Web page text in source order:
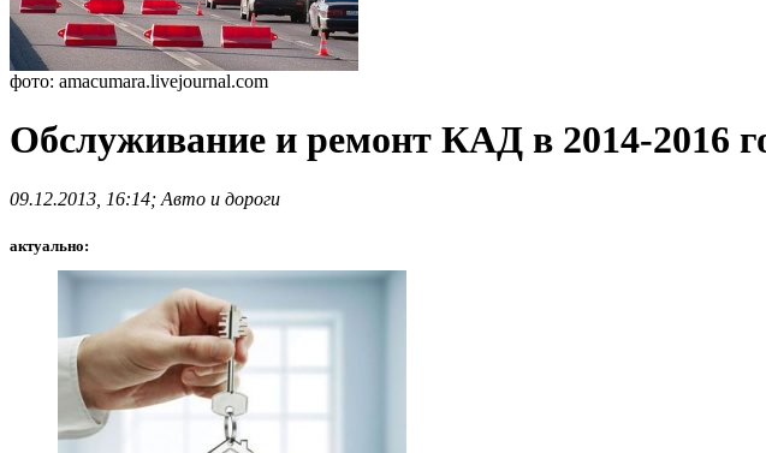
фото: amacumara.livejournal.com
Обслуживание и ремонт КАД в 2014-2016
09.12.2013, 16:14; Авто и дороги
актуально: